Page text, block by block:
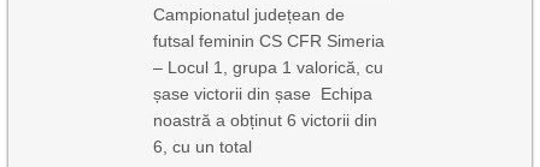
Campionatul județean de
futsal feminin CS CFR Simeria
– Locul 1, grupa 1 valorică, cu
șase victorii din șase Echipa
noastră a obținut 6 victorii din
6, cu un total